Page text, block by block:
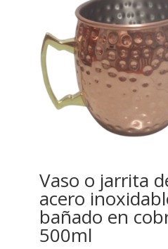
Vaso o jarrita
acero
bañado en
500ml